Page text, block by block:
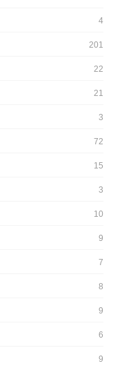
4
201
22
21
3
72
15
3
10
9
7
8
9
6
9